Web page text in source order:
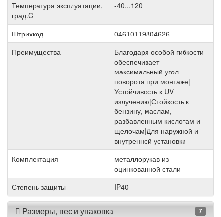
Температура эксплуатации,
град.C
-40...120
Штрихкод
04610119804626
Преимущества
Благодаря особой гибкости
обеспечивает
максимальный угол
поворота при монтаже|
Устойчивость к UV
излучению|Стойкость к
бензину, маслам,
разбавленным кислотам и
щелочам|Для наружной и
внутренней установки
Комплектация
металлорукав из
оцинкованной стали
Степень защиты
IP40
Размеры, вес и упаковка 7